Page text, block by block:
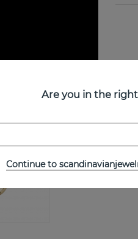
Are you in the
Continue to